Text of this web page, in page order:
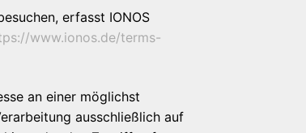
erfasst IONOS
www.ionos.de/terms-
an einer möglichst
ausschließlich auf